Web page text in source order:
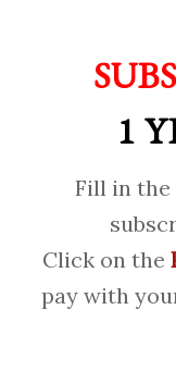
1
Fill in
Click on the
pay with